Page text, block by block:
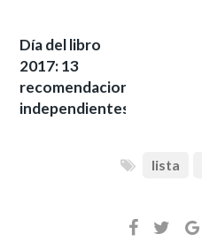
Día del libro
2017: 13
recomendaciones
independientes
lista